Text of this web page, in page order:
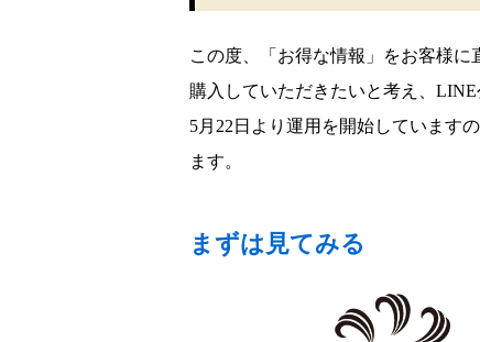
この度、「お得な情報」をお客様
購入していただきたいと考え、
5月22日より運用を開始しています
ます。
まずは見てみる